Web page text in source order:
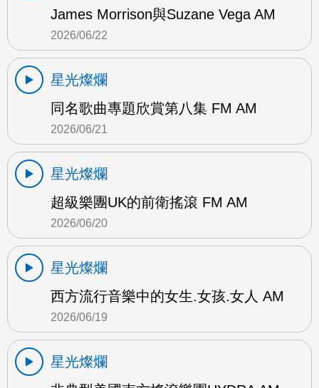
James Morrison與Suzane Vega AM
2026/06/22
星光燦爛
同名歌曲專題欣賞第八集 FM AM
2026/06/21
星光燦爛
超級樂團UK的前衛搖滾 FM AM
2026/06/20
星光燦爛
西方流行音樂中的女生.女孩.女人 AM
2026/06/19
星光燦爛